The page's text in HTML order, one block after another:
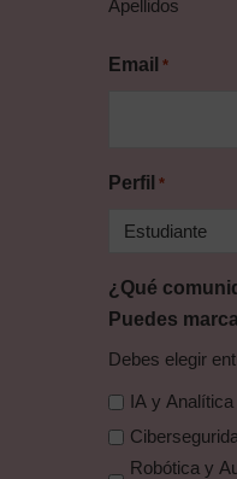
Apellidos
Email *
Perfil *
¿Qué
Puedes
Debes elegir
IA y
Robótica y Automatización